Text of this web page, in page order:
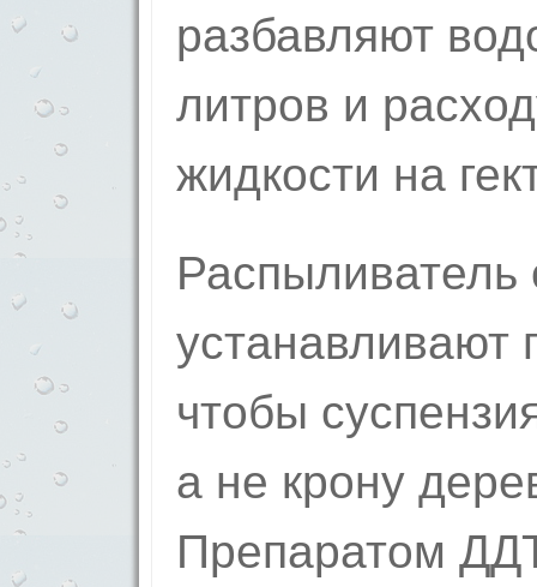
разбавляют
литров и
жидкости на
Распыливатель
устанавливают
чтобы
а не крону
Препаратом